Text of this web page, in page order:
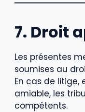
7. Droit
Les présentes
soumises au
En cas de litige,
amiable, les
compétents.